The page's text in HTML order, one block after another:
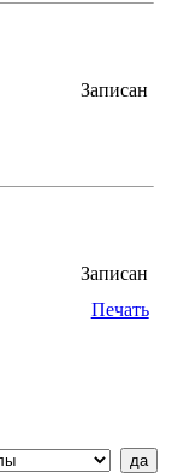
Записан
Записан
Печать